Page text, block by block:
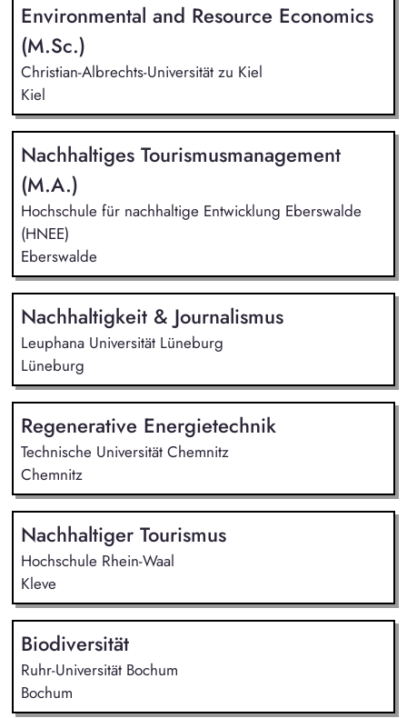
Environmental and Resource Economics
(M.Sc.)
Christian-Albrechts-Universität zu Kiel
Kiel
Nachhaltiges Tourismusmanagement
(M.A.)
Hochschule für nachhaltige Entwicklung Eberswalde
(HNEE)
Eberswalde
Nachhaltigkeit & Journalismus
Leuphana Universität Lüneburg
Lüneburg
Regenerative Energietechnik
Technische Universität Chemnitz
Chemnitz
Nachhaltiger Tourismus
Hochschule Rhein-Waal
Kleve
Biodiversität
Ruhr-Universität Bochum
Bochum